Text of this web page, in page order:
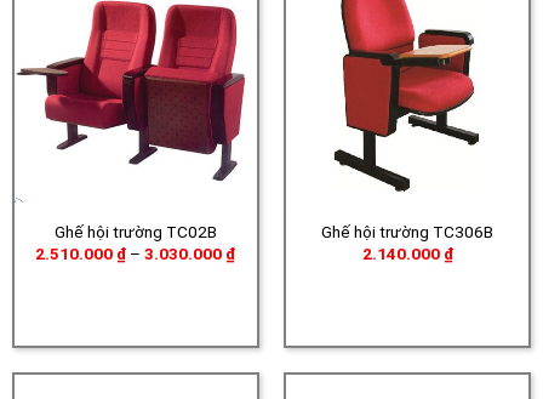
Ghế hội trường TC02B
2.510.000 ₫ – 3.030.000 ₫Khoảng
Ghế hội trường TC306B
2.140.000 ₫